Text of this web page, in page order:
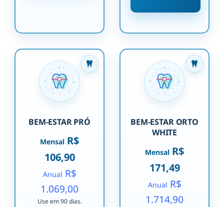
BEM-ESTAR PRÓ
Mensal R$
106,90
Anual R$
1.069,00
Use em 90 dias.
BEM-ESTAR ORTO
WHITE
Mensal R$
171,49
Anual R$
1.714,90